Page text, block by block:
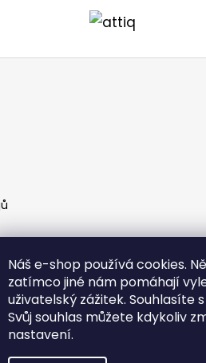
Náš e-shop používá cookies.
zatímco jiné nám pomáhají
uživatelský zážitek. Souhlasíte
Svůj souhlas můžete kdykoliv
nastavení.